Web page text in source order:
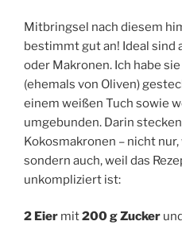
Mitbringsel nach diesem
bestimmt gut an! Ideal sind
oder Makronen. Ich habe
(ehemals von Oliven)
einem weißen Tuch sowie
umgebunden. Darin
Kokosmakronen – nicht
sondern auch, weil das
unkompliziert ist:
2 Eier mit200 g Zucker